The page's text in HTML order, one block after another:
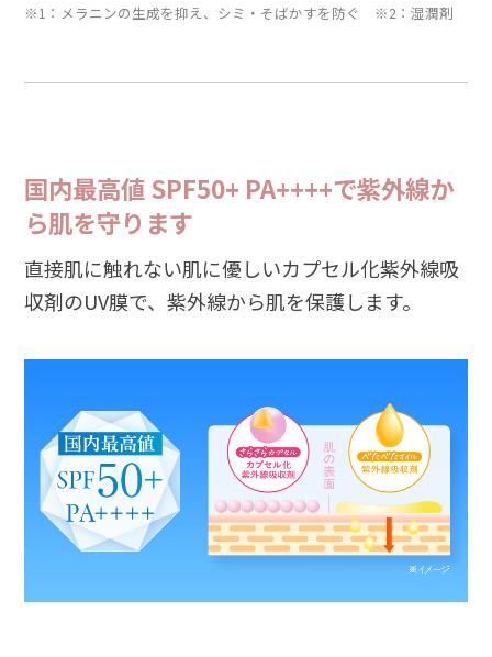
※1：メラニンの生成を抑え、シミ・そばかすを防ぐ ※2：湿潤剤
国内最高値 SPF50+ PA++++で紫外線か
ら肌を守ります
直接肌に触れない肌に優しいカプセル化紫外線吸
収剤のUV膜で、紫外線から肌を保護します。